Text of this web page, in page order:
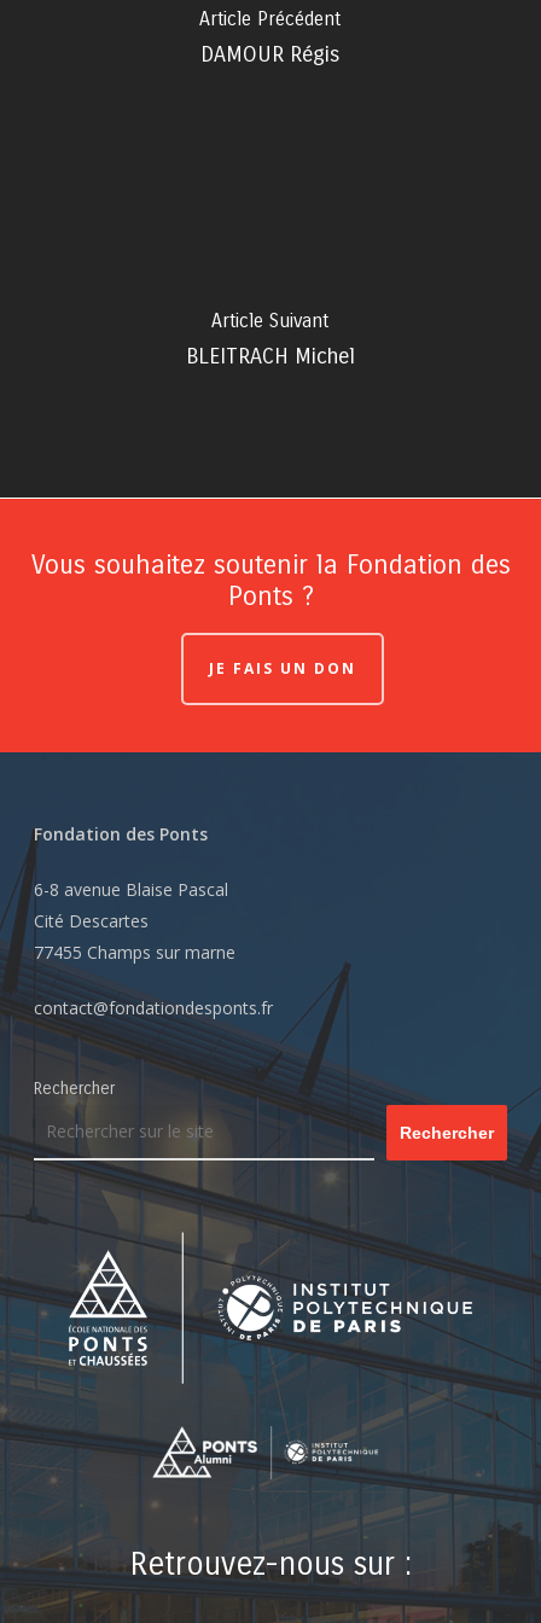
Article Précédent
DAMOUR Régis
Article Suivant
BLEITRACH Michel
Vous souhaitez soutenir la Fondation des
Ponts ?
JE FAIS UN DON
Fondation des Ponts
6-8 avenue Blaise Pascal
Cité Descartes
77455 Champs sur marne
contact@fondationdesponts.fr
Rechercher
Rechercher
Retrouvez-nous sur :